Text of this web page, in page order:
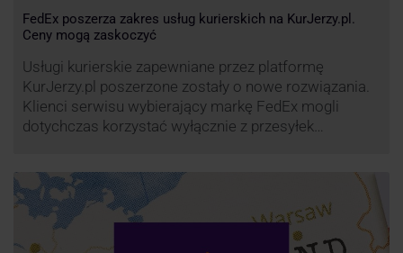
FedEx poszerza zakres usług kurierskich na KurJerzy.pl.
Ceny mogą zaskoczyć
Usługi kurierskie zapewniane przez platformę
KurJerzy.pl poszerzone zostały o nowe rozwiązania.
Klienci serwisu wybierający markę FedEx mogli
dotychczas korzystać wyłącznie z przesyłek
zdecydowanie szersze. FedEx na KurJerzy.pl
zapewnia również przesyłki importowe.